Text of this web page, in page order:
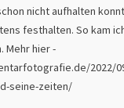
nicht aufhalten
festhalten. So kam
Mehr hier -
2022/
seine-zeiten/